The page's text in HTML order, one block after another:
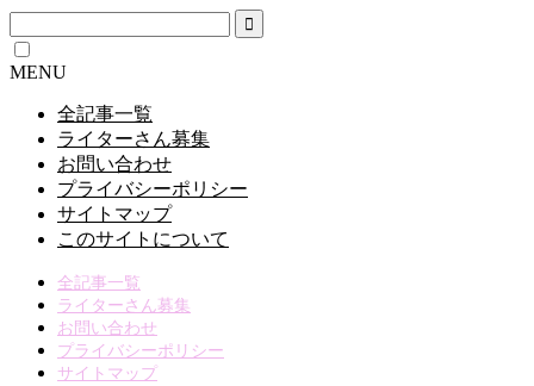
MENU
全記事一覧
ライターさん募集
お問い合わせ
プライバシーポリシー
サイトマップ
このサイトについて
全記事一覧
ライターさん募集
お問い合わせ
プライバシーポリシー
サイトマップ